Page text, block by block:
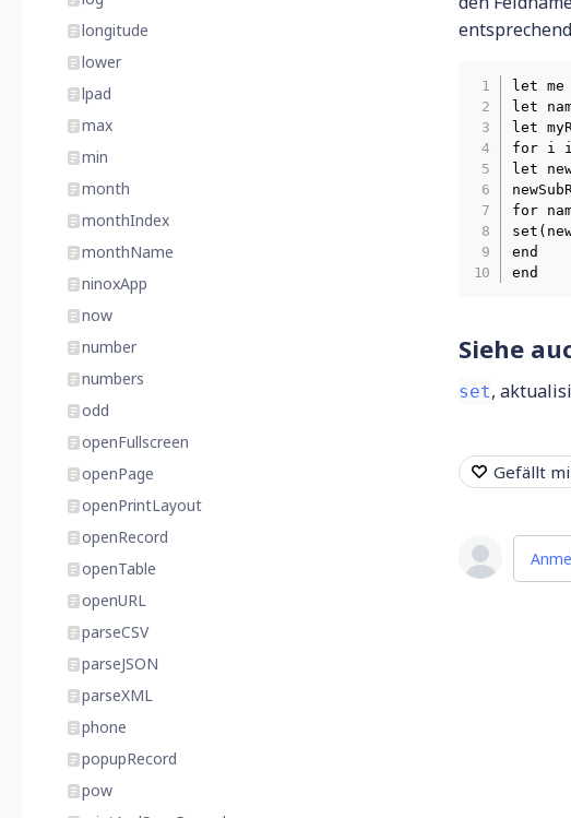
longitude
lower
lpad
max
min
month
monthIndex
monthName
ninoxApp
now
number
numbers
odd
openFullscreen
openPage
openPrintLayout
openRecord
openTable
openURL
parseCSV
parseJSON
parseXML
phone
popupRecord
pow
let me
let
let
for i
let
for
end
end
Siehe
set,
Gefällt